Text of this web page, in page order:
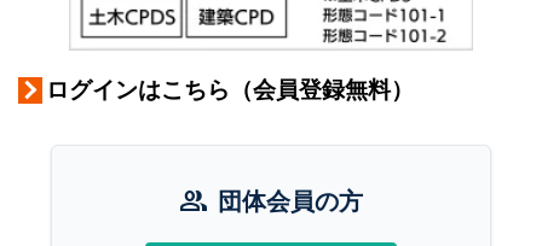
ログインはこちら（会員登録無料）
group 団体会員の方